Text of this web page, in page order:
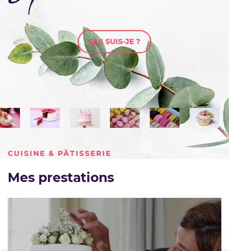
QUI SUIS-JE ?
CUISINE & PÂTISSERIE
Mes prestations